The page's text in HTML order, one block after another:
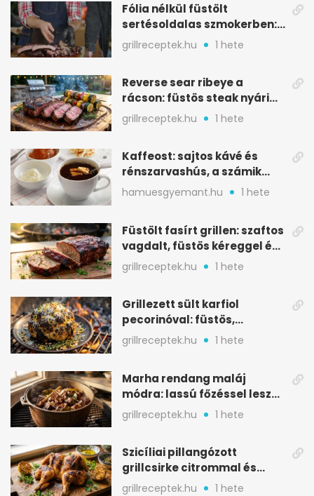
Fólia nélkül füstölt
sertésoldalas szmokerben:
ropogós bark, 6 óra
grillreceptek.hu 1 hete
Reverse sear ribeye a
rácson: füstös steak nyári
tökkebabbal
grillreceptek.hu 1 hete
Kaffeost: sajtos kávé és
rénszarvashús, a számik
melegítő itala
hamuesgyemant.hu 1 hete
Füstölt fasírt grillen: szaftos
vagdalt, füstös kéreggel és
BBQ mázzal
grillreceptek.hu 1 hete
Grillezett sült karfiol
pecorinóval: füstös,
karamellizált nyári kedvenc
grillreceptek.hu 1 hete
Marha rendang maláj
módra: lassú főzéssel lesz
igazán szaftos
grillreceptek.hu 1 hete
Szicíliai pillangózott
grillcsirke citrommal és
oregánóval
grillreceptek.hu 1 hete